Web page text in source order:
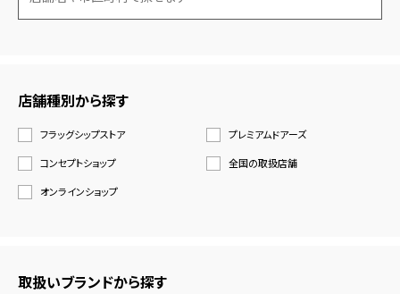
店舗種別から探す
フラッグシップストア
プレミアムドアーズ
コンセプトショップ
全国の取扱店舗
オンラインショップ
取扱いブランドから探す